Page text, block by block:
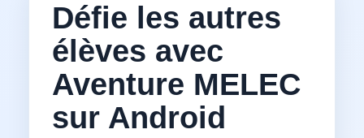
Défie les autres
élèves avec
Aventure MELEC
sur Android